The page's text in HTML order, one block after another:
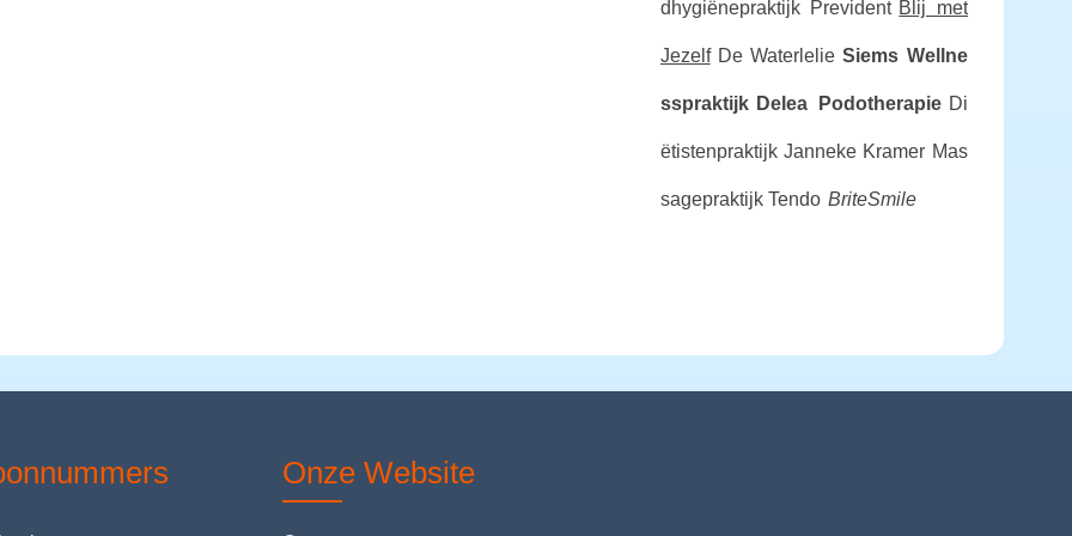
dhygiënepraktijk Prevident Blij met
Jezelf De Waterlelie Siems Wellne
sspraktijk Delea Podotherapie Di
ëtistenpraktijk Janneke Kramer Mas
sagepraktijk Tendo BriteSmile
Onze Website